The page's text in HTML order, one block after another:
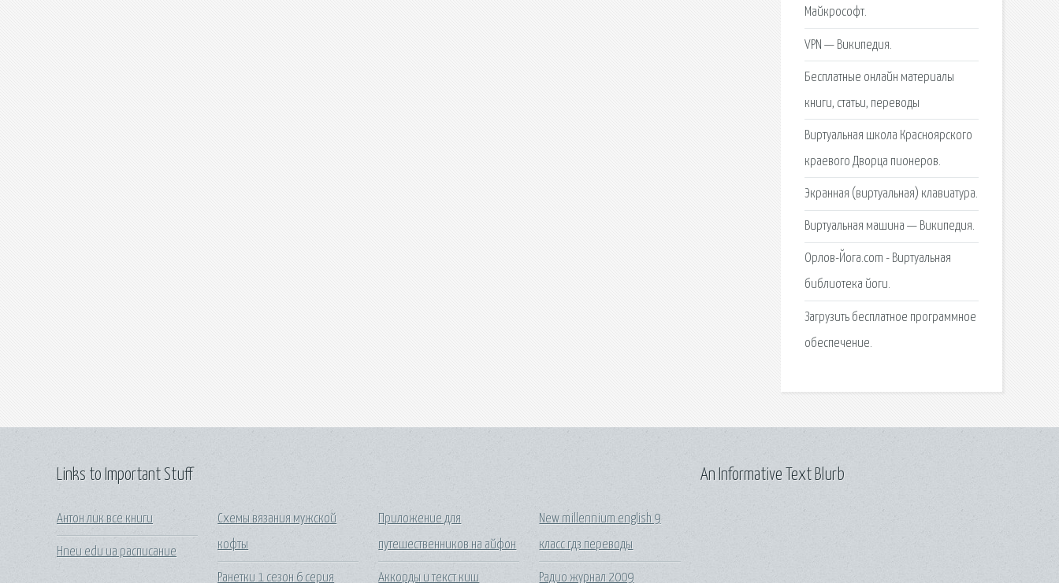
Майкрософт.
VPN — Википедия.
Бесплатные онлайн материалы
книги, статьи, переводы
Виртуальная школа Красноярского
краевого Дворца пионеров.
Экранная (виртуальная) клавиатура.
Виртуальная машина — Википедия.
Орлов-Йога.com - Виртуальная
библиотека йоги.
Загрузить бесплатное программное
обеспечение.
Links to Important Stuff
Антон лик все книги
Hneu edu ua расписание
Схемы вязания мужской
кофты
Ранетки 1 сезон 6 серия
Приложение для
путешественников на айфон
Аккорды и текст киш
New millennium english 9
класс гдз переводы
Радио журнал 2009
An Informative Text Blurb